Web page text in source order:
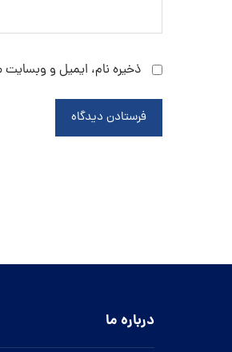
ذخیره نام، ایمیل و وبسایت
فرستادن دیدگاه
درباره ما